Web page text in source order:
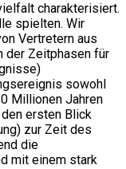
charakterisiert.
spielten. Wir
Vertretern aus
der Zeitphasen für
sowohl
Millionen Jahren
ersten Blick
zur Zeit des
die
mit einem stark